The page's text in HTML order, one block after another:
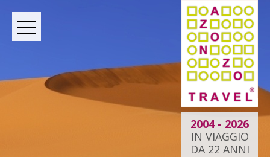
2004 - 2026
IN VIAGGIO
DA 22 ANNI
BOUTIQUE TOUR OPERATOR INDIPENDENTE DAL
2004